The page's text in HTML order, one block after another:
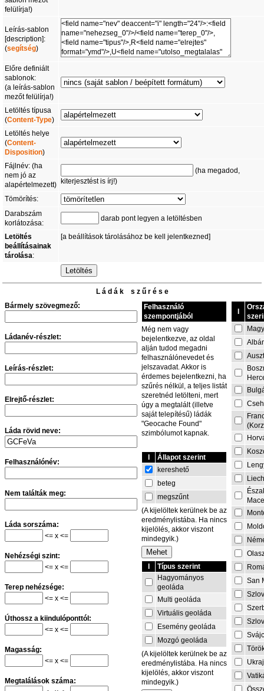
felülírja!)
Leírás-sablon
[description]:
(segítség)
Előre definiált
sablonok:
(a leírás-sablon
mezőt felülírja!)
Letöltés típusa
(Content-Type)
Letöltés helye
(Content-
Disposition)
Fájlnév: (ha
nem jó az
alapértelmezett)
(ha megadod,
kiterjesztést is írj!)
Tömörítés:
Darabszám
korlátozása:
darab pont legyen a letöltésben
Letöltés
beállításainak
tárolása:
[a beállítások tárolásához be kell jelentkezned]
L á d á k s z ű r é s e
Bármely szövegmező:
Ládanév-részlet:
Leírás-részlet:
Elrejtő-részlet:
Láda rövid neve:
Felhasználónév:
Nem találták meg:
Láda sorszáma:
<= x <=
Nehézségi szint:
<= x <=
Terep nehézsége:
<= x <=
Úthossz a kiindulóponttól:
<= x <=
Magasság:
<= x <=
Megtalálások száma:
Felhasználó
szempontjából
Még nem vagy
bejelentkezve, az oldal
alján tudod megadni
felhasználónevedet és
jelszavadat. Akkor is
érdemes bejelentkezni, ha
szűrés nélkül, a teljes listát
szeretnéd letölteni, mert
úgy a megtalált (illetve
saját telepítésű) ládák
"Geocache Found"
szimbólumot kapnak.
I
Állapot szerint
kereshető
beteg
megszűnt
(A kijelöltek kerülnek be az
eredménylistába. Ha nincs
kijelölés, akkor viszont
mindegyik.)
I
Típus szerint
Hagyományos
geoláda
Multi geoláda
Virtuális geoláda
Esemény geoláda
Mozgó geoláda
(A kijelöltek kerülnek be az
eredménylistába. Ha nincs
kijelölés, akkor viszont
mindegyik.)
San